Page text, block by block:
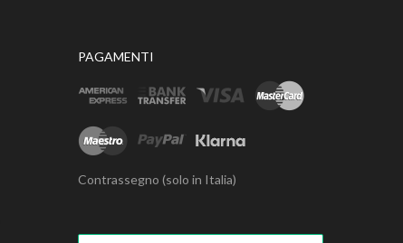
PAGAMENTI
Contrassegno (solo in Italia)